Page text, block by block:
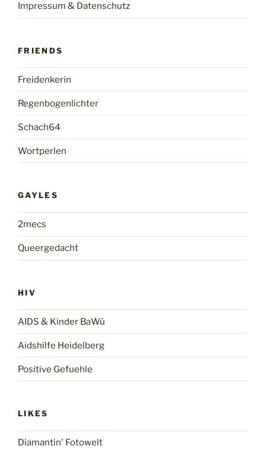
Impressum & Datenschutz
FRIENDS
Freidenkerin
Regenbogenlichter
Schach64
Wortperlen
GAYLES
2mecs
Queergedacht
HIV
AIDS & Kinder BaWü
Aidshilfe Heidelberg
Positive Gefuehle
LIKES
Diamantin' Fotowelt